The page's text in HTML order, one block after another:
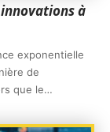
à
exponentielle
de
que le…